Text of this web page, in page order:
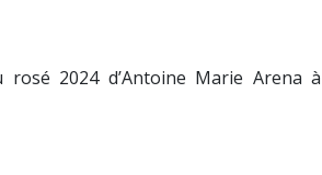
2024 d’Antoine Marie Arena à